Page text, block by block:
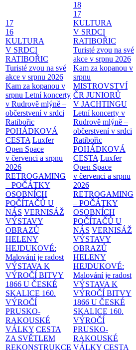
17
16
KULTURA
V SRDCI
RATIBOŘIC
Turisté zvou na své
akce v srpnu 2026
Kam za kopanou v
srpnu Letní koncerty
v Rudrově mlýně –
občerstvení v srdci
Ratibořic
POHÁDKOVÁ
CESTA Luxfer
Open Space
v červenci a srpnu
2026
RETROGAMING
– POČÁTKY
OSOBNÍCH
POČÍTAČŮ U
NÁS VERNISÁŽ
VÝSTAVY
OBRAZŮ
HELENY
HEJDUKOVÉ:
Malování je radost
VÝSTAVA K
VÝROČÍ BITVY
1866 U ČESKÉ
SKALICE 160.
VÝROČÍ
PRUSKO-
RAKOUSKÉ
VÁLKY CESTA
ZA SVĚTLEM
REKONSTRUKCE
18
17
KULTURA
V SRDCI
RATIBOŘIC
Turisté zvou na své
akce v srpnu 2026
Kam za kopanou v
srpnu
MISTROVSTVÍ
ČR JUNIORŮ
V JACHTINGU
Letní koncerty v
Rudrově mlýně –
občerstvení v srdci
Ratibořic
POHÁDKOVÁ
CESTA Luxfer
Open Space
v červenci a srpnu
2026
RETROGAMING
– POČÁTKY
OSOBNÍCH
POČÍTAČŮ U
NÁS VERNISÁŽ
VÝSTAVY
OBRAZŮ
HELENY
HEJDUKOVÉ:
Malování je radost
VÝSTAVA K
VÝROČÍ BITVY
1866 U ČESKÉ
SKALICE 160.
VÝROČÍ
PRUSKO-
RAKOUSKÉ
VÁLKY CESTA